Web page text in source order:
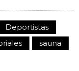
Deportistas
sauna